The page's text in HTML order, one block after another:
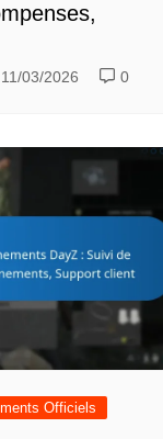
11/03/2026 0
Officiels